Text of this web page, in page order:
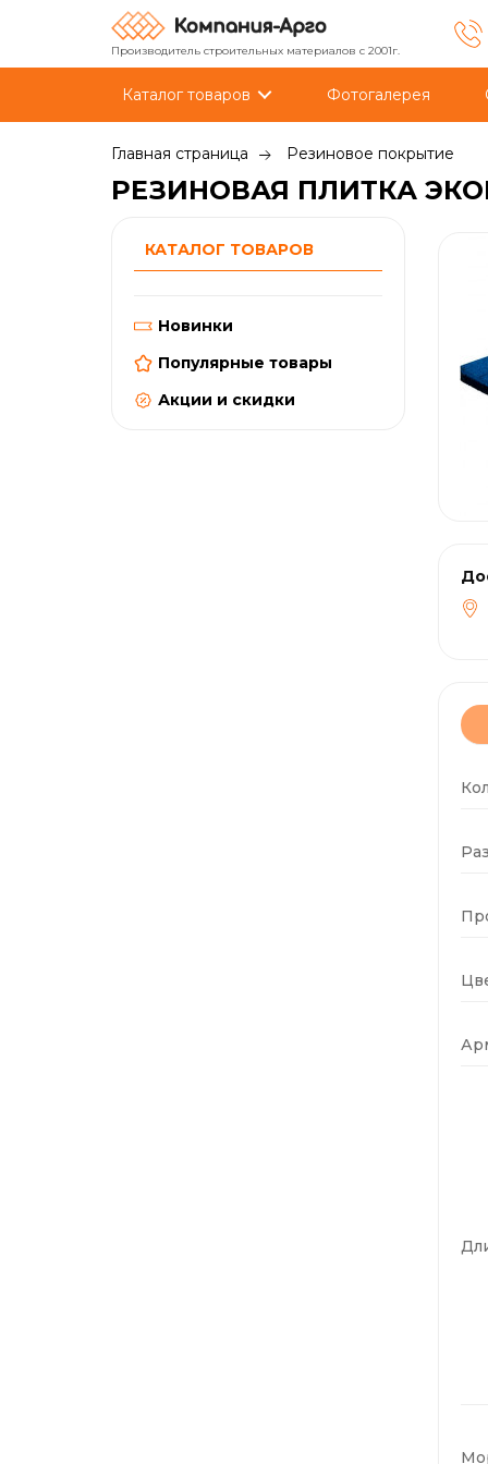
Производитель строительных материалов с 2001г.
Каталог товаров Фотогалерея
Главная страница Резиновое покрытие
РЕЗИНОВАЯ ПЛИТКА
КАТАЛОГ ТОВАРОВ
Новинки
Популярные товары
Акции и скидки